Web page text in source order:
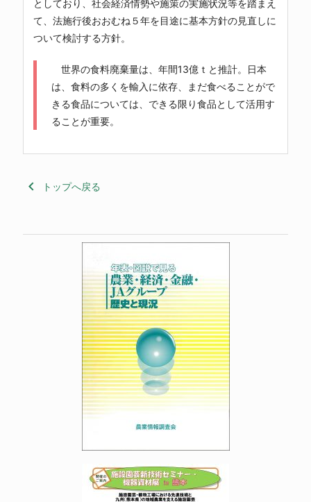
としており、社会経済情勢や施策の実施状況等を踏まえ
て、法施行後おおむね５年を目途に基本方針の見直しに
ついて検討する方針。
世界の食料廃棄量は、年間13億ｔと推計。日本
は、食料の多くを輸入に依存、まだ食べることがで
きる食品については、できる限り食品として活用す
ることが重要。
keyboard_arrow_left トップへ戻る